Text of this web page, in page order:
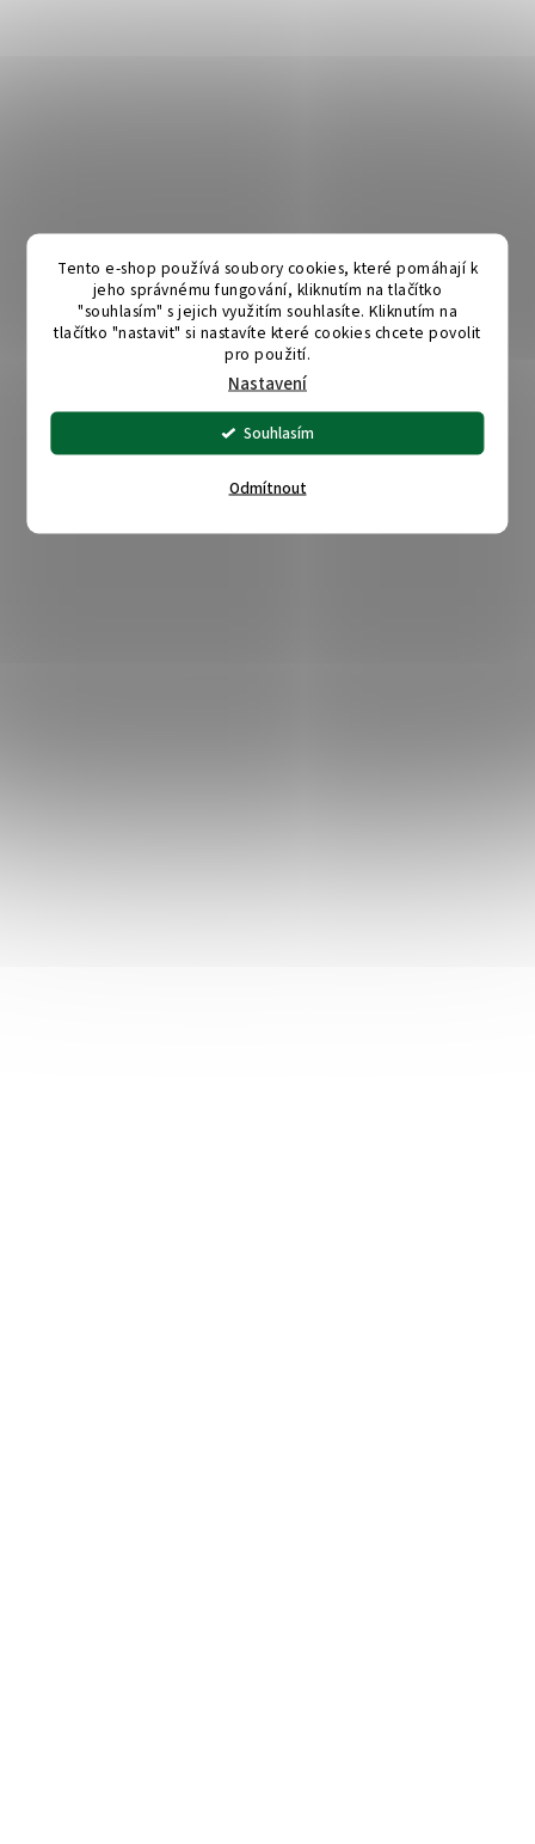
Tento e-shop používá soubory cookies, které pomáhají k
jeho správnému fungování, kliknutím na tlačítko
"souhlasím" s jejich využitím souhlasíte. Kliknutím na
tlačítko "nastavit" si nastavíte které cookies chcete povolit
pro použití.
Nastavení
Odmítnout
Souhlasím